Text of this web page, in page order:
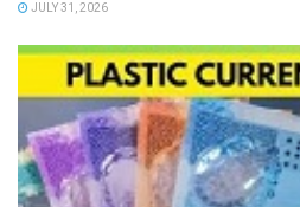
JULY 31, 2026